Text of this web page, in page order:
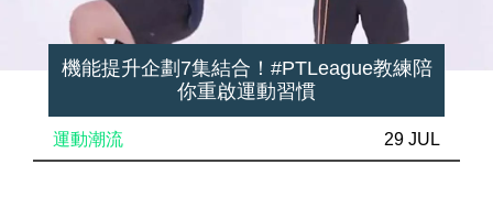
機能提升企劃7集結合！#PTLeague教練陪
你重啟運動習慣
運動潮流 29 JUL